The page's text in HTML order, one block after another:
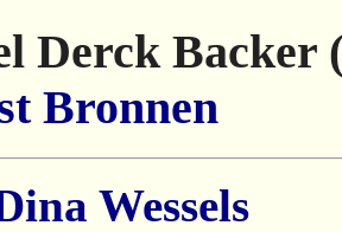
Derck Backer
Bronnen
Wessels